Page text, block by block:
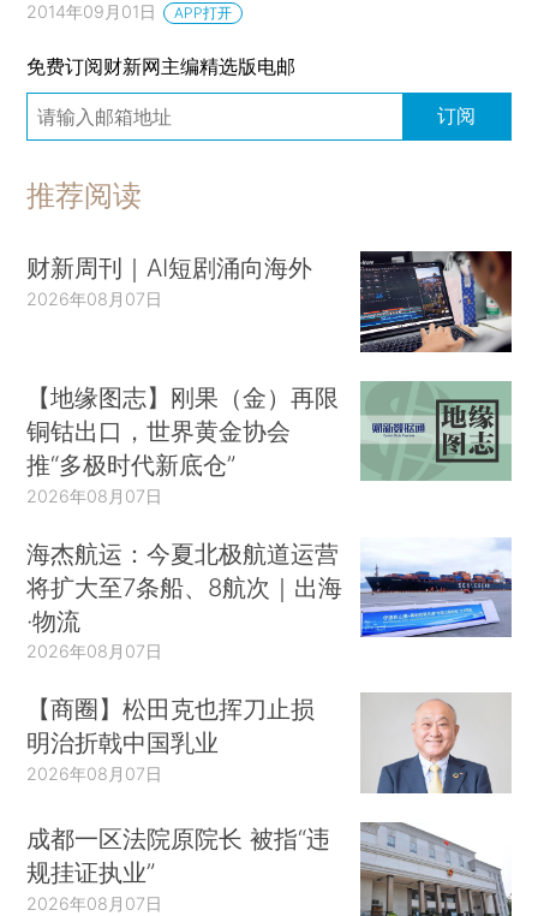
2014年09月01日 APP打开
免费订阅财新网主编精选版电邮
订阅
推荐阅读
财新周刊｜AI短剧涌向海外
2026年08月07日
【地缘图志】刚果（金）再限
铜钴出口，世界黄金协会
推“多极时代新底仓”
2026年08月07日
海杰航运：今夏北极航道运营
将扩大至7条船、8航次｜出海
·物流
2026年08月07日
【商圈】松田克也挥刀止损
明治折戟中国乳业
2026年08月07日
成都一区法院原院长 被指“违
规挂证执业”
2026年08月07日